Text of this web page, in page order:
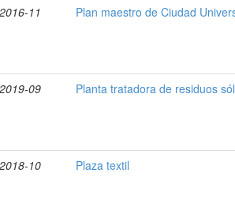
2016-11 Plan maestro de Ciudad
2019-09 Planta tratadora de residuos
2018-10 Plaza textil